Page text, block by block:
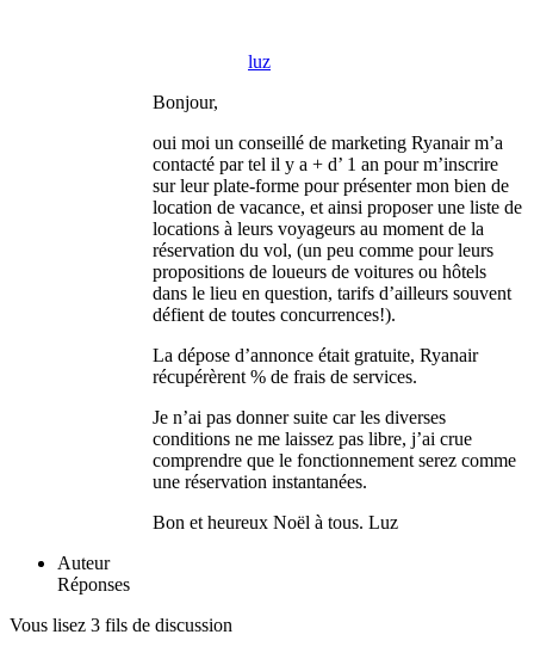
luz
Bonjour,
oui moi un conseillé de marketing Ryanair m’a
contacté par tel il y a + d’ 1 an pour m’inscrire
sur leur plate-forme pour présenter mon bien de
location de vacance, et ainsi proposer une liste de
locations à leurs voyageurs au moment de la
réservation du vol, (un peu comme pour leurs
propositions de loueurs de voitures ou hôtels
dans le lieu en question, tarifs d’ailleurs souvent
défient de toutes concurrences!).
La dépose d’annonce était gratuite, Ryanair
récupérèrent % de frais de services.
Je n’ai pas donner suite car les diverses
conditions ne me laissez pas libre, j’ai crue
comprendre que le fonctionnement serez comme
une réservation instantanées.
Bon et heureux Noël à tous. Luz
Auteur
Réponses
Vous lisez 3 fils de discussion